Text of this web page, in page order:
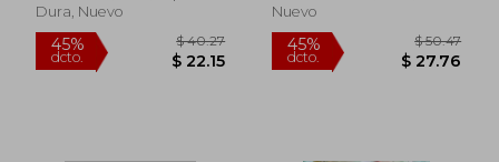
Dura, Nuevo
Nuevo